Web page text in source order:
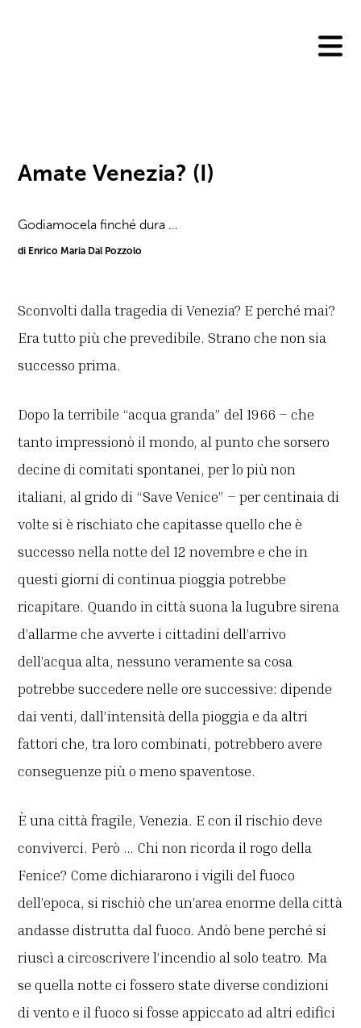
Amate Venezia? (I)
Godiamocela finché dura …
di Enrico Maria Dal Pozzolo
Sconvolti dalla tragedia di Venezia? E perché mai?
Era tutto più che prevedibile. Strano che non sia
successo prima.
Dopo la terribile “acqua granda” del 1966 – che
tanto impressionò il mondo, al punto che sorsero
decine di comitati spontanei, per lo più non
italiani, al grido di “Save Venice” – per centinaia di
volte si è rischiato che capitasse quello che è
successo nella notte del 12 novembre e che in
questi giorni di continua pioggia potrebbe
ricapitare. Quando in città suona la lugubre sirena
d’allarme che avverte i cittadini dell’arrivo
dell’acqua alta, nessuno veramente sa cosa
potrebbe succedere nelle ore successive: dipende
dai venti, dall’intensità della pioggia e da altri
fattori che, tra loro combinati, potrebbero avere
conseguenze più o meno spaventose.
È una città fragile, Venezia. E con il rischio deve
conviverci. Però … Chi non ricorda il rogo della
Fenice? Come dichiararono i vigili del fuoco
dell’epoca, si rischiò che un’area enorme della città
andasse distrutta dal fuoco. Andò bene perché si
riuscì a circoscrivere l’incendio al solo teatro. Ma
se quella notte ci fossero state diverse condizioni
di vento e il fuoco si fosse appiccato ad altri edifici